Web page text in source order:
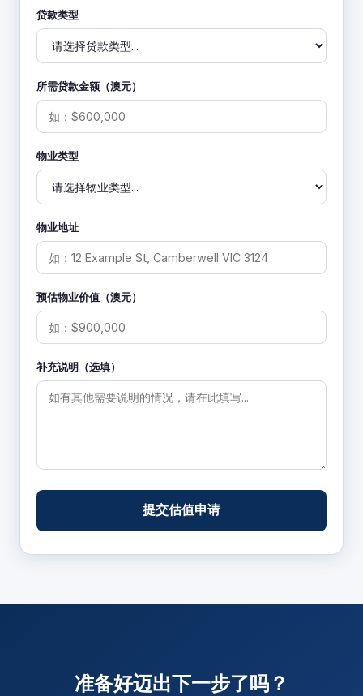
贷款类型
所需贷款金额（澳元）
物业类型
物业地址
预估物业价值（澳元）
补充说明（选填）
提交估值申请
准备好迈出下一步了吗？